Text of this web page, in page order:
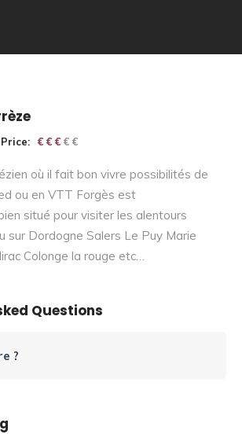
Price: € € € € €
€ € €
où il fait bon vivre possibilités de
ou en VTT Forgès est
situé pour visiter les alentours
sur Dordogne Salers Le Puy Marie
Colonge la rouge etc…
Questions
?